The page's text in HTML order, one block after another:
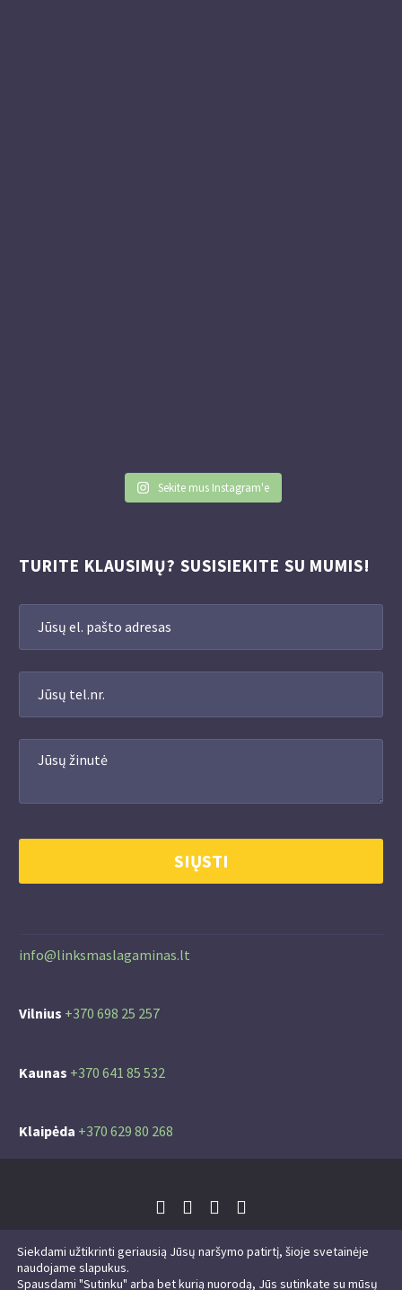
Sekite mus Instagram'e
TURITE KLAUSIMŲ? SUSISIEKITE SU MUMIS!
info@linksmaslagaminas.lt
Vilnius +370 698 25 257
Kaunas +370 641 85 532
Klaipėda +370 629 80 268
Siekdami užtikrinti geriausią Jūsų naršymo patirtį, šioje svetainėje
naudojame slapukus.
Spausdami "Sutinku" arba bet kurią nuorodą, Jūs sutinkate su mūsų